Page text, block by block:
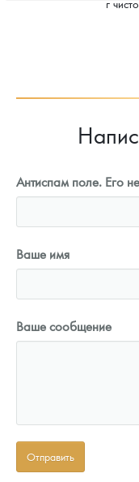
г
Антиспам поле. Его
Ваше имя
Ваше сообщение